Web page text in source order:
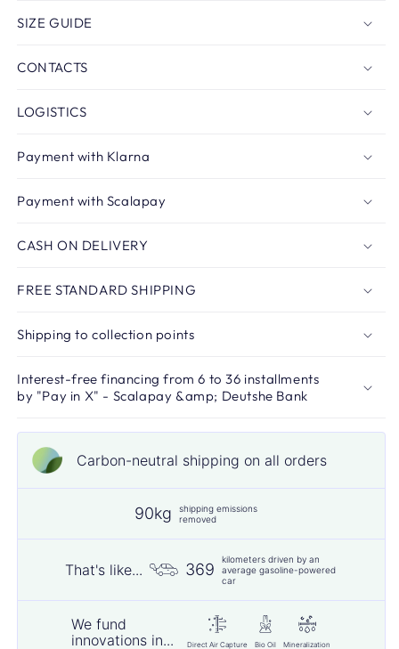
SIZE GUIDE
CONTACTS
LOGISTICS
Payment with Klarna
Payment with Scalapay
CASH ON DELIVERY
FREE STANDARD SHIPPING
Shipping to collection points
Interest-free financing from 6 to 36 installments
by "Pay in X" - Scalapay &amp; Deutshe Bank
Carbon-neutral shipping on all orders
90kg
shipping emissions
removed
That's like... 369
kilometers driven by an
average gasoline-powered
car
We fund
innovations in...
Direct Air Capture Bio Oil Mineralization